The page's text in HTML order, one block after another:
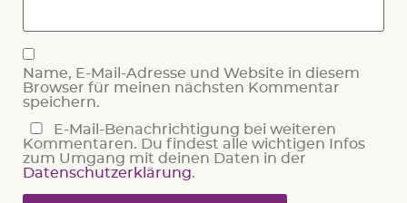
Name, E-Mail-Adresse und Website in diesem
Browser für meinen nächsten Kommentar
speichern.
E-Mail-Benachrichtigung bei weiteren
Kommentaren. Du findest alle wichtigen Infos
zum Umgang mit deinen Daten in der
Datenschutzerklärung.